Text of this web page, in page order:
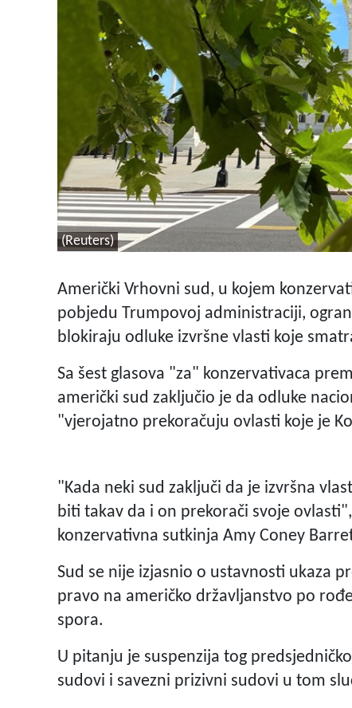
(Reuters)
Američki Vrhovni sud, u kojem
pobjedu Trumpovoj administraciji,
blokiraju odluke izvršne vlasti koje
Sa šest glasova "za" konzervativaca
američki sud zaključio je da odluke
"vjerojatno prekoračuju ovlasti koje je
"Kada neki sud zaključi da je izvršna
biti takav da i on prekorači svoje
konzervativna sutkinja Amy Coney
Sud se nije izjasnio o ustavnosti ukaza
pravo na američko državljanstvo po
spora.
U pitanju je suspenzija tog
sudovi i savezni prizivni sudovi u tom